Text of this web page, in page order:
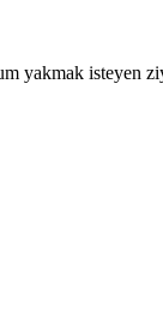
yakmak